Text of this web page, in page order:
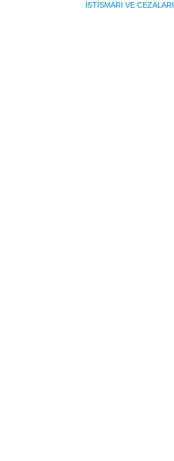
ISTISMARI VE CEZALARI